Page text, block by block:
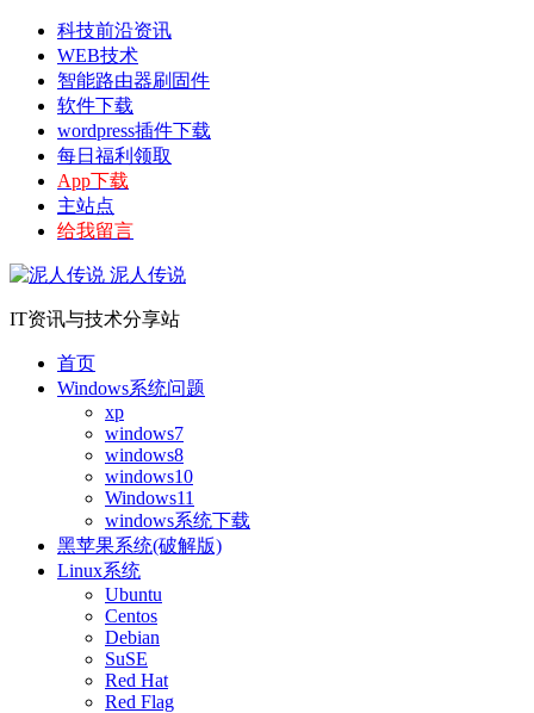
科技前沿资讯
WEB技术
智能路由器刷固件
软件下载
wordpress插件下载
每日福利领取
App下载
主站点
给我留言
泥人传说
IT资讯与技术分享站
首页
Windows系统问题
xp
windows7
windows8
windows10
Windows11
windows系统下载
黑苹果系统(破解版)
Linux系统
Ubuntu
Centos
Debian
SuSE
Red Hat
Red Flag